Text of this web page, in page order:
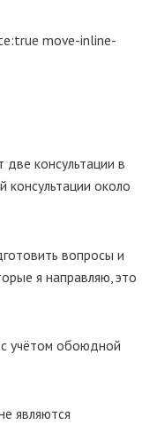
move-inline-
консультации в
около
вопросы и
я направляю, это
учётом обоюдной
являются